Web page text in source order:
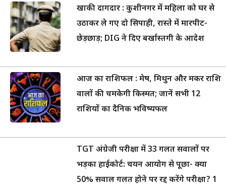
खाकी दागदार : कुशीनगर में महिला को घर से
उठाकर ले गए दो सिपाही, रास्ते में मारपीट-
छेड़छाड़; DIG ने दिए बर्खास्तगी के आदेश
आज का राशिफल : मेष, मिथुन और मकर राशि
वालों की चमकेगी किस्मत; जानें सभी 12
राशियों का दैनिक भविष्यफल
TGT अंग्रेजी परीक्षा में 33 गलत सवालों पर
भड़का हाईकोर्ट: चयन आयोग से पूछा- क्या
50% सवाल गलत होने पर रद्द करेंगे परीक्षा? 1